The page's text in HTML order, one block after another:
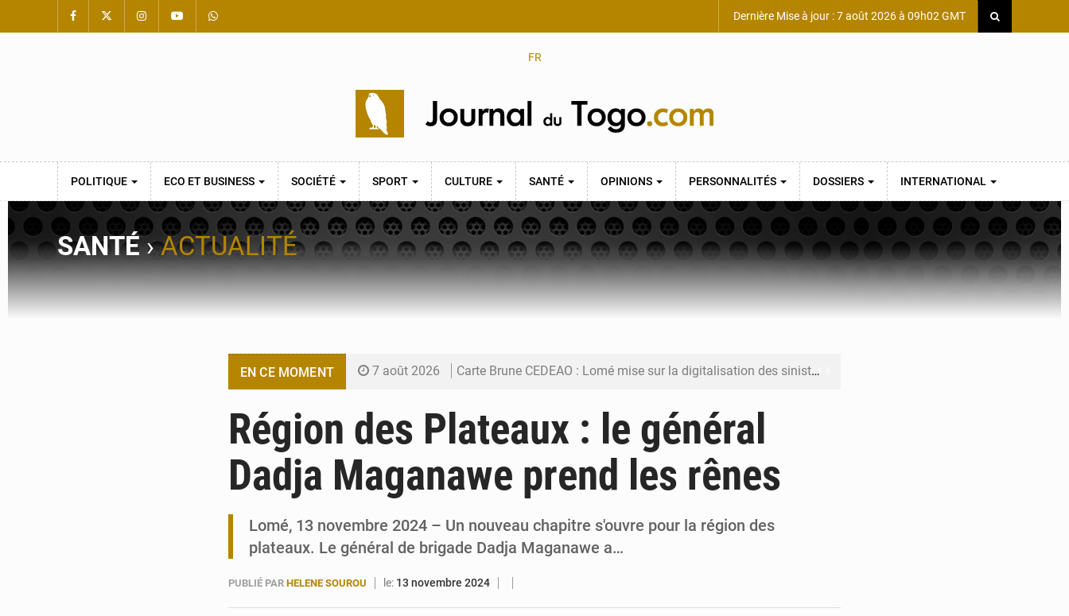
Dernière Mise à jour : 7 août 2026 à 09h02 GMT
FR
POLITIQUE ECO ET BUSINESS SOCIÉTÉ SPORT CULTURE SANTÉ OPINIONS PERSONNALITÉS DOSSIERS INTERNATIONAL
SANTÉ›ACTUALITÉ
EN CE MOMENT 7 août 2026 Carte Brune CEDEAO : Lomé mise sur la digitalisation des sinistres
5 août 2026 Budget vert 2027 : Le ministère de l’Économie forme ses cadres à Lomé
5 août 2026 Travail domestique non rémunéré : à Saly, l’Afrique veut en mesurer la valeur
Région des Plateaux : le général
Dadja Maganawe prend les rênes
Lomé, 13 novembre 2024 – Un nouveau chapitre s'ouvre pour la région des
plateaux. Le général de brigade Dadja Maganawe a…
PUBLIÉ PAR HELENE SOUROU le: 13 novembre 2024